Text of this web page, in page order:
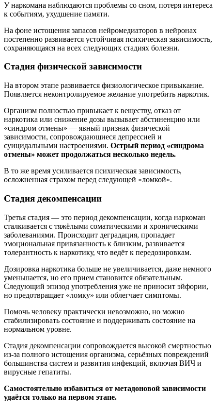
У наркомана наблюдаются проблемы со сном, потеря интереса
к событиям, ухудшение памяти.
На фоне истощения запасов нейромедиаторов в нейронах
постепенно развивается устойчивая психическая зависимость,
сохраняющаяся на всех следующих стадиях болезни.
Стадия физической зависимости
На втором этапе развивается физиологическое привыкание.
Появляется неконтролируемое желание употребить наркотик.
Организм полностью привыкает к веществу, отказ от
наркотика или снижение дозы вызывает абстиненцию или
«синдром отмены» — явный признак физической
зависимости, сопровождающиеся депрессией и
суицидальными настроениями. Острый период «синдрома
отмены» может продолжаться несколько недель.
В то же время усиливается психическая зависимость,
осложненная страхом перед следующей «ломкой».
Стадия декомпенсации
Третья стадия — это период декомпенсации, когда наркоман
сталкивается с тяжёлыми соматическими и хроническими
заболеваниями. Происходит деградация, пропадает
эмоциональная привязанность к близким, развивается
толерантность к наркотику, что ведёт к передозировкам.
Дозировка наркотика больше не увеличивается, даже немного
уменьшается, но его прием становится обязательным.
Следующий эпизод употребления уже не приносит эйфории,
но предотвращает «ломку» или облегчает симптомы.
Помочь человеку практически невозможно, но можно
стабилизировать состояние и поддерживать состояние на
нормальном уровне.
Стадия декомпенсации сопровождается высокой смертностью
из-за полного истощения организма, серьёзных повреждений
большинства систем и развития инфекций, включая ВИЧ и
вирусные гепатиты.
Самостоятельно избавиться от метадоновой зависимости
удаётся только на первом этапе.